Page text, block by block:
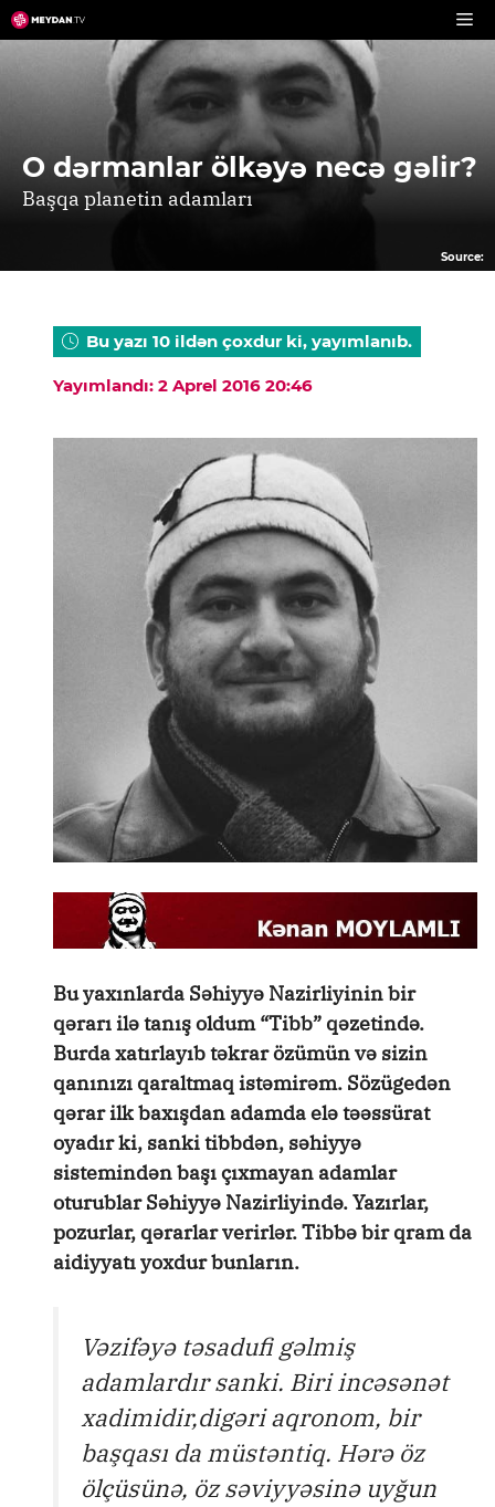
Skip
to
O dərmanlar ölkəyə necə gəlir?
Başqa planetin adamları
Source:
Bu yazı 10 ildən çoxdur ki, yayımlanıb.
Yayımlandı: 2 Aprel 2016 20:46
Bu yaxınlarda Səhiyyə Nazirliyinin bir
qərarı ilə tanış oldum “Tibb” qəzetində.
Burda xatırlayıb təkrar özümün və sizin
qanınızı qaraltmaq istəmirəm. Sözügedən
qərar ilk baxışdan adamda elə təəssürat
oyadır ki, sanki tibbdən, səhiyyə
sistemindən başı çıxmayan adamlar
oturublar Səhiyyə Nazirliyində. Yazırlar,
pozurlar, qərarlar verirlər. Tibbə bir qram da
aidiyyatı yoxdur bunların.
Vəzifəyə təsadufi gəlmiş
adamlardır sanki. Biri incəsənət
xadimidir,digəri aqronom, bir
başqası da müstəntiq. Hərə öz
ölçüsünə, öz səviyyəsinə uyğun